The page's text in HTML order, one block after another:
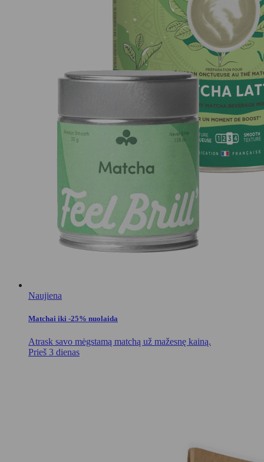
Naujiena
Matchai iki -25% nuolaida
Atrask savo mėgstamą matchą už mažesnę kainą.
Prieš 3 dienas